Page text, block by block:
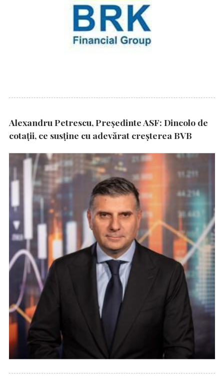
Alexandru Petrescu, Președinte ASF: Dincolo de
cotații, ce susține cu adevărat creșterea BVB